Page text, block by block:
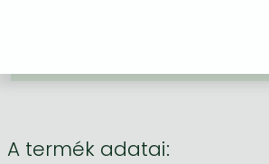
A termék adatai: